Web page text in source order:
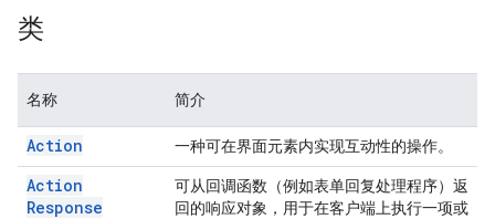
类
名称 简介
Action 一种可在界面元素内实现互动性的操作。
Action
Response
可从回调函数（例如表单回复处理程序）返
回的响应对象，用于在客户端上执行一项或